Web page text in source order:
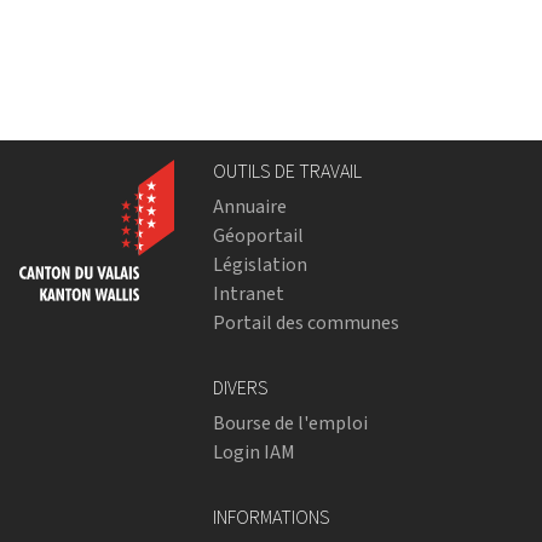
OUTILS DE TRAVAIL
Annuaire
Géoportail
Législation
Intranet
Portail des communes
DIVERS
Bourse de l'emploi
Login IAM
INFORMATIONS